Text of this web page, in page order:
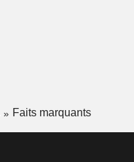
Faits marquants